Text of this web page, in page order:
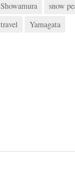
Showamura
snow
travel
Yamagata